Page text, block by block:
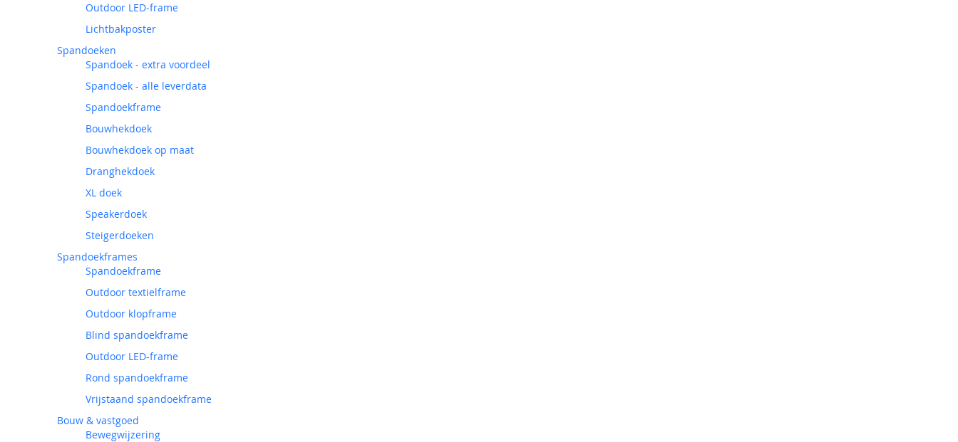
Outdoor LED-frame
Lichtbakposter
Spandoeken
Spandoek - extra voordeel
Spandoek - alle leverdata
Spandoekframe
Bouwhekdoek
Bouwhekdoek op maat
Dranghekdoek
XL doek
Speakerdoek
Steigerdoeken
Spandoekframes
Spandoekframe
Outdoor textielframe
Outdoor klopframe
Blind spandoekframe
Outdoor LED-frame
Rond spandoekframe
Vrijstaand spandoekframe
Bouw & vastgoed
Bewegwijzering